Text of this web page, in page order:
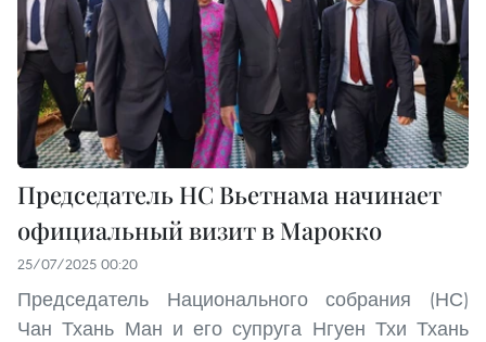
Председатель НС Вьетнама начинает
официальный визит в Марокко
25/07/2025 00:20
Председатель Национального собрания (НС)
Чан Тхань Ман и его супруга Нгуен Тхи Тхань